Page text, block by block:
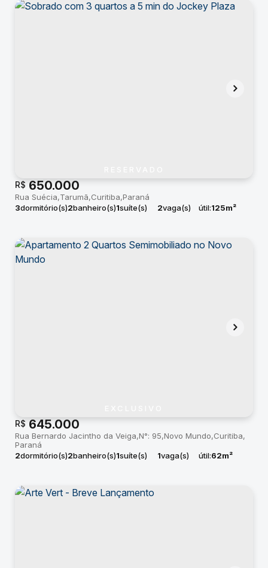
R$ 650.000
Rua Suécia Tarumã Curitiba Paraná
3dormitório(s)2banheiro(s)1suíte(s) 2vaga(s) útil:125m²
R$ 645.000
Rua Bernardo Jacintho da Veiga N°: 95 Novo Mundo Curitiba
Paraná
2dormitório(s)2banheiro(s)1suíte(s) 1vaga(s) útil:62m²